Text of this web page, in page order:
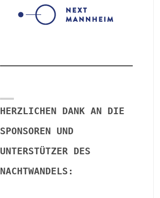
HERZLICHEN DANK AN DIE
SPONSOREN UND
UNTERSTÜTZER DES
NACHTWANDELS: